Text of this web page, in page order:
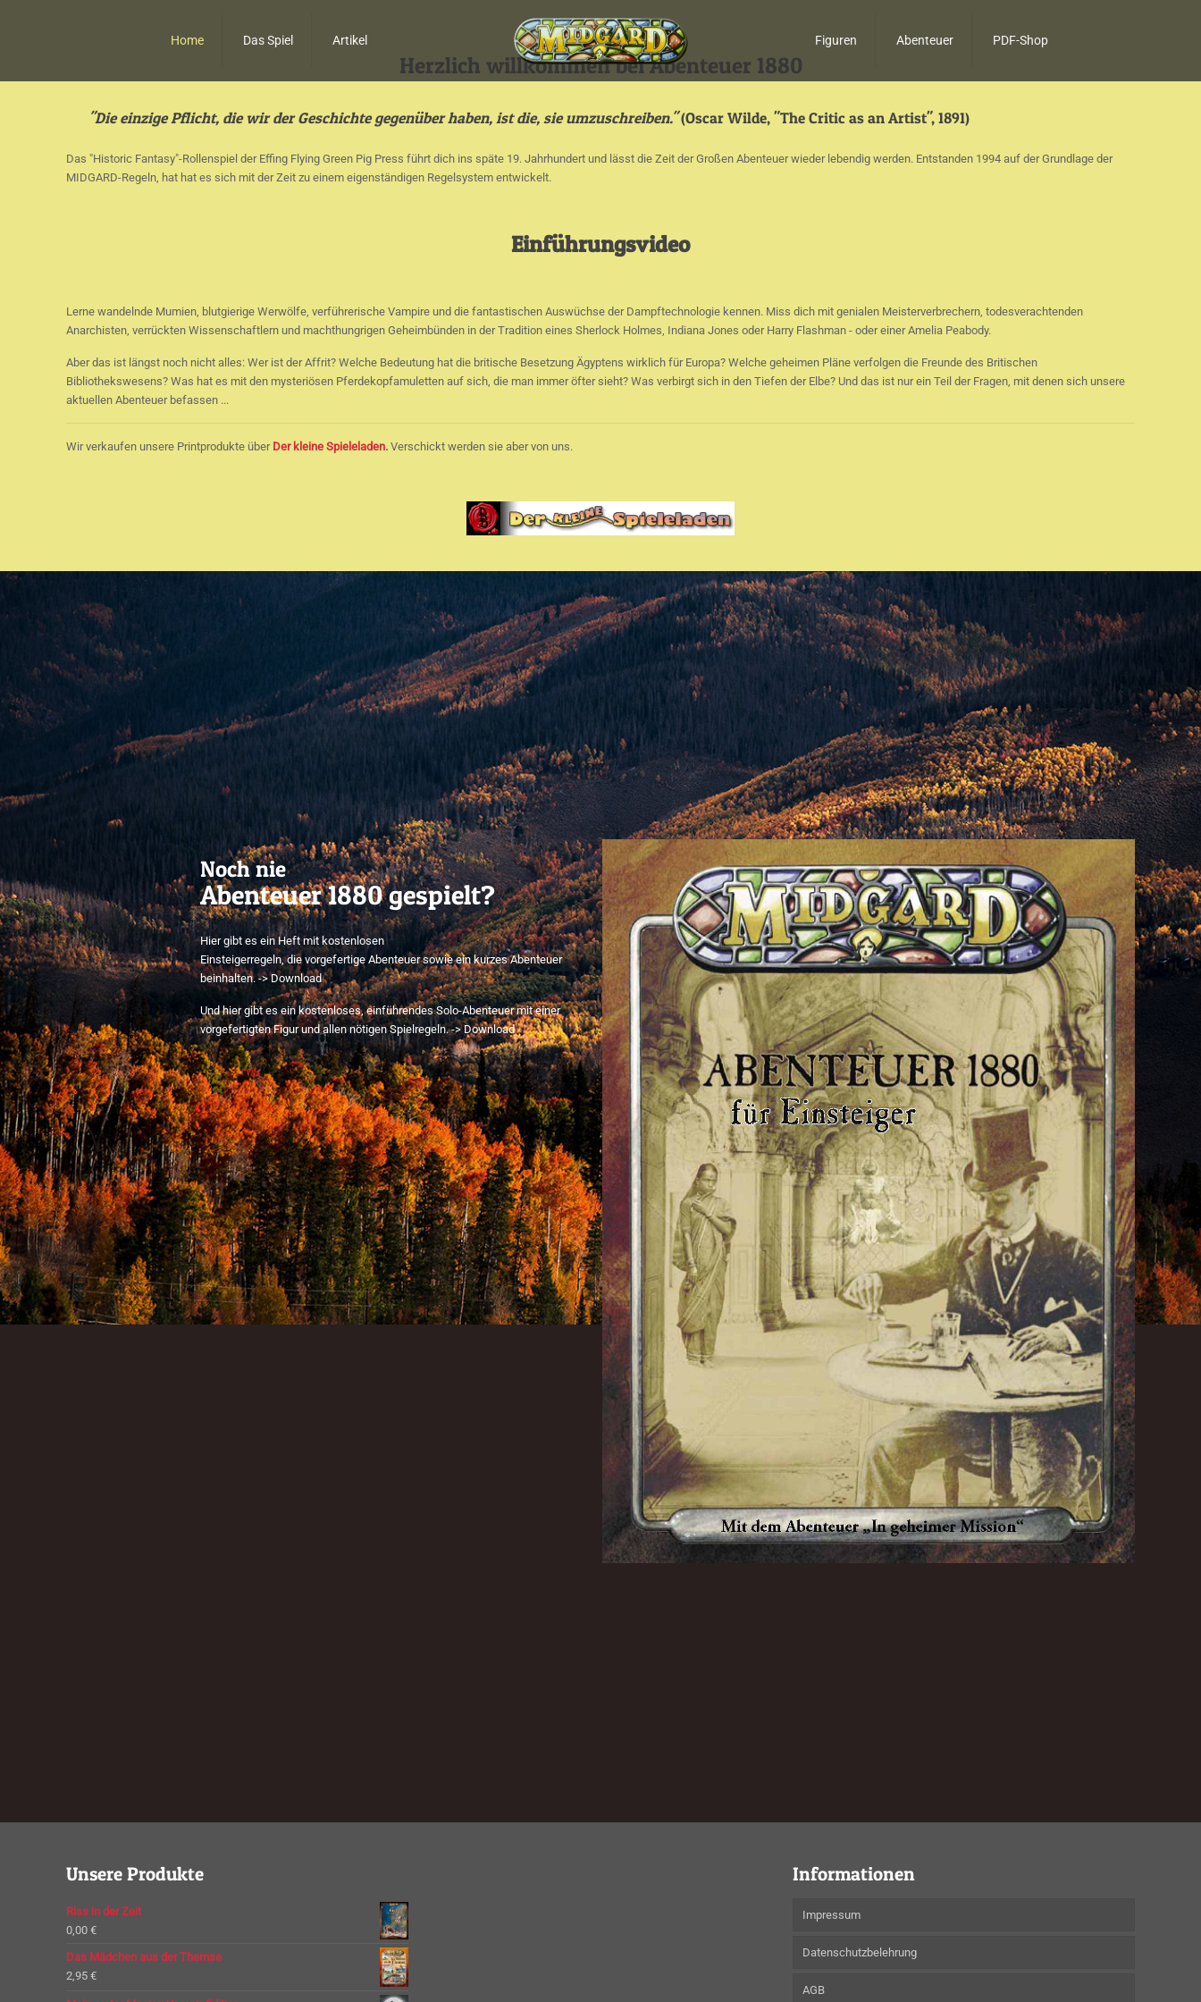
Home Das Spiel Artikel Figuren Abenteuer PDF-Shop
Herzlich willkommen bei Abenteuer 1880
"Die einzige Pflicht, die wir der Geschichte gegenüber haben, ist die, sie umzuschreiben."(Oscar Wilde, "The Critic as an Artist", 1891)
Das "Historic Fantasy"-Rollenspiel der Effing Flying Green Pig Press führt dich ins späte 19. Jahrhundert und lässt die Zeit der Großen Abenteuer wieder lebendig werden. Entstanden 1994 auf der Grundlage der
MIDGARD-Regeln, hat hat es sich mit der Zeit zu einem eigenständigen Regelsystem entwickelt.
Einführungsvideo
Lerne wandelnde Mumien, blutgierige Werwölfe, verführerische Vampire und die fantastischen Auswüchse der Dampftechnologie kennen. Miss dich mit genialen Meisterverbrechern, todesverachtenden
Anarchisten, verrückten Wissenschaftlern und machthungrigen Geheimbünden in der Tradition eines Sherlock Holmes, Indiana Jones oder Harry Flashman - oder einer Amelia Peabody.
Aber das ist längst noch nicht alles: Wer ist der Affrit? Welche Bedeutung hat die britische Besetzung Ägyptens wirklich für Europa? Welche geheimen Pläne verfolgen die Freunde des Britischen
Bibliothekswesens? Was hat es mit den mysteriösen Pferdekopfamuletten auf sich, die man immer öfter sieht? Was verbirgt sich in den Tiefen der Elbe? Und das ist nur ein Teil der Fragen, mit denen sich unsere
aktuellen Abenteuer befassen ...
Wir verkaufen unsere Printprodukte über Der kleine Spieleladen. Verschickt werden sie aber von uns.
Noch nie
Abenteuer 1880 gespielt?
Hier gibt es ein Heft mit kostenlosen
Einsteigerregeln, die vorgefertige Abenteuer sowie ein kurzes Abenteuer
beinhalten. -> Download
Und hier gibt es ein kostenloses, einführendes Solo-Abenteuer mit einer
vorgefertigten Figur und allen nötigen Spielregeln. -> Download
Unsere Produkte
Riss in der Zeit
0,00 €
Das Mädchen aus der Themse
2,95 €
Informationen
Impressum
Datenschutzbelehrung
AGB